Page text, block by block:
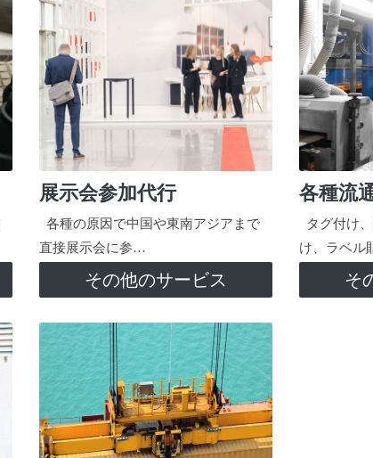
展示会参加代行
各種の原因で中国や東南アジアまで
直接展示会に参…
その他のサービス
各種流
タグ付け
け、ラベル
そ